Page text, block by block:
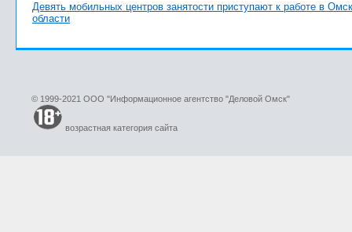
Девять мобильных центров занятости приступают к работе в
области
© 1999-2021 ООО "Информационное агентство "Деловой Омск"
возрастная категория сайта